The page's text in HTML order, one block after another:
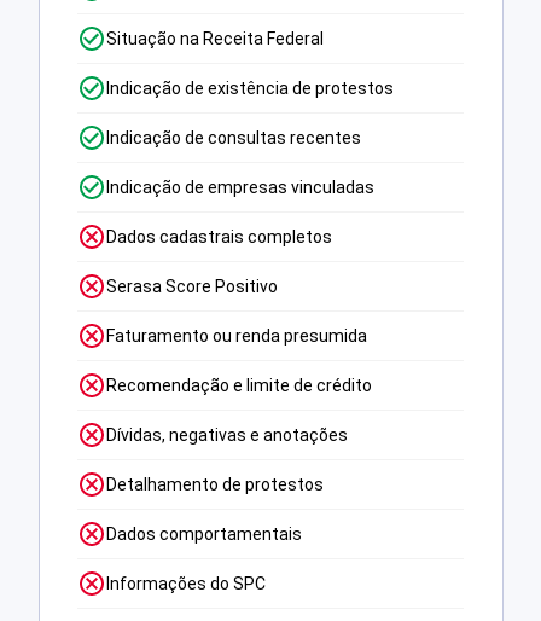
Situação na Receita Federal
Indicação de existência de protestos
Indicação de consultas recentes
Indicação de empresas vinculadas
Dados cadastrais completos
Serasa Score Positivo
Faturamento ou renda presumida
Recomendação e limite de crédito
Dívidas, negativas e anotações
Detalhamento de protestos
Dados comportamentais
Informações do SPC